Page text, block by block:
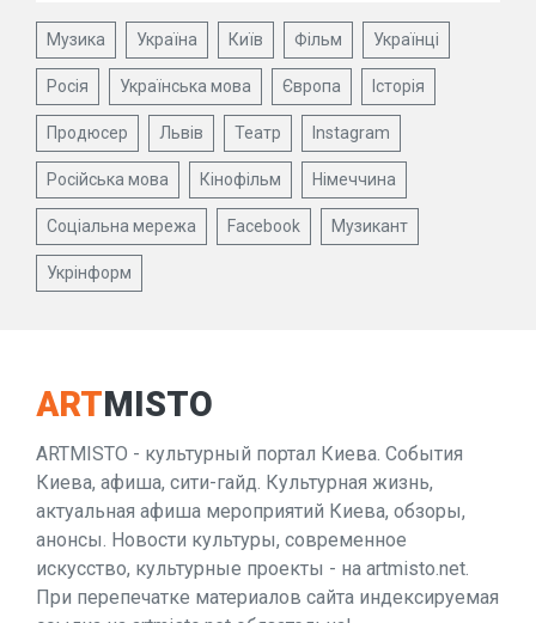
Музика Україна Київ Фільм Українці
Росія Українська мова Європа Історія
Продюсер Львів Театр Instagram
Російська мова Кінофільм Німеччина
Соціальна мережа Facebook Музикант
Укрінформ
ARTMISTO
ARTMISTO - культурный портал Киева. События
Киева, афиша, сити-гайд. Культурная жизнь,
актуальная афиша мероприятий Киева, обзоры,
анонсы. Новости культуры, современное
искусство, культурные проекты - на artmisto.net.
При перепечатке материалов сайта индексируемая